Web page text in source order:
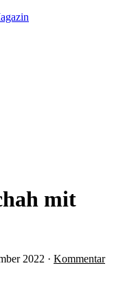
mit
2022 · Kommentar